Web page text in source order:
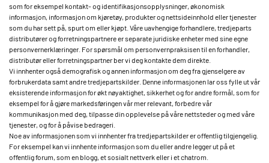
som for eksempel kontakt- og identifikasjonsopplysninger, økonomisk
informasjon, informasjon om kjøretøy, produkter og nettsideinnhold eller tjenester
som du har sett på, spurt om eller kjøpt. Våre uavhengige forhandlere, tredjeparts
distributører og forretningspartnere er separate juridiske enheter med sine egne
personvernerklæringer. For spørsmål om personvernpraksisen til en forhandler,
distributør eller forretningspartner ber vi deg kontakte dem direkte.
Vi innhenter også demografisk og annen informasjon om deg fra gjenselgere av
forbrukerdata samt andre tredjepartskilder. Denne informasjonen lar oss fylle ut vår
eksisterende informasjon for økt nøyaktighet, sikkerhet og for andre formål, som for
eksempel for å gjøre markedsføringen vår mer relevant, forbedre vår
kommunikasjon med deg, tilpasse din opplevelse på våre nettsteder og med våre
tjenester, og for å påvise bedrageri.
Noe av informasjonen som vi innhenter fra tredjepartskilder er offentlig tilgjengelig.
For eksempel kan vi innhente informasjon som du eller andre legger ut på et
offentlig forum, som en blogg, et sosialt nettverk eller i et chatrom.